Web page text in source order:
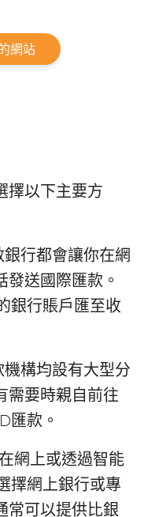
網站
擇以下主要方
行都會讓你在網
送國際匯款。
銀行賬戶匯至收
構均設有大型分
需要時親自前往
匯款。
在網上或透過智能
擇網上銀行或專
常可以提供比銀